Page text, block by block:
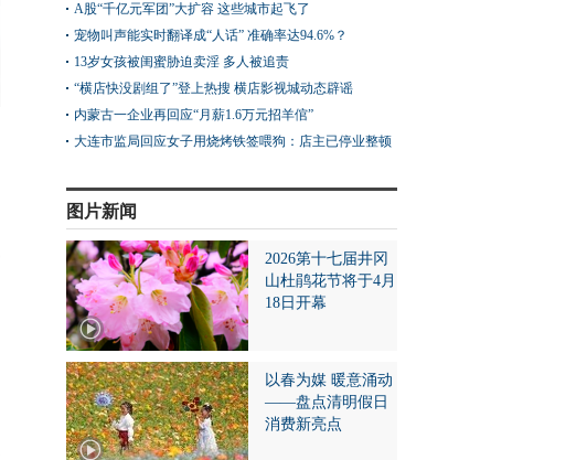
A股“千亿元军团”大扩容 这些城市起飞了
宠物叫声能实时翻译成“人话” 准确率达94.6%？
13岁女孩被闺蜜胁迫卖淫 多人被追责
“横店快没剧组了”登上热搜 横店影视城动态辟谣
内蒙古一企业再回应“月薪1.6万元招羊倌”
大连市监局回应女子用烧烤铁签喂狗：店主已停业整顿
图片新闻
2026第十七届井冈
山杜鹃花节将于4月
18日开幕
以春为媒 暖意涌动
——盘点清明假日
消费新亮点